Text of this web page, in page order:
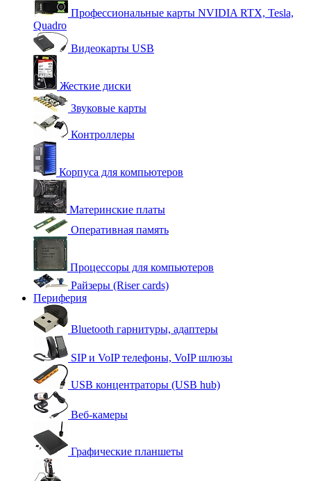
Профессиональные карты NVIDIA RTX, Tesla,
Quadro
Видеокарты USB
Жесткие диски
Звуковые карты
Контроллеры
Корпуса для компьютеров
Материнские платы
Оперативная память
Процессоры для компьютеров
Райзеры (Riser cards)
Периферия
Bluetooth гарнитуры, адаптеры
SIP и VoIP телефоны, VoIP шлюзы
USB концентраторы (USB hub)
Веб-камеры
Графические планшеты